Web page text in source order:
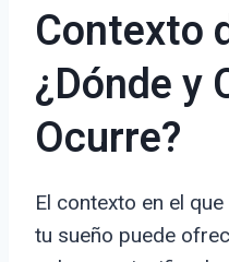
Contexto
¿Dónde y
Ocurre?
El contexto en el
tu sueño puede